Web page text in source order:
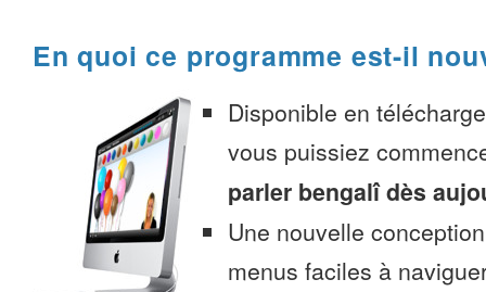
En quoi ce programme est-il
Disponible en
vous puissiez
parler bengalî dès
Une nouvelle
menus faciles à